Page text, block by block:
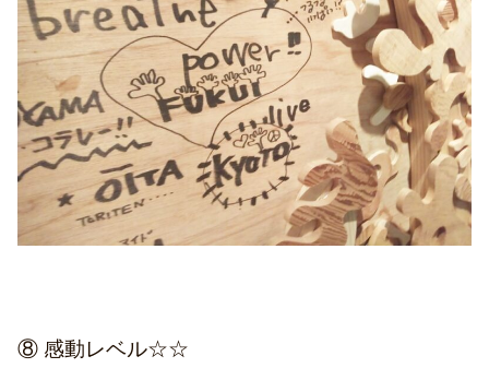
⑧ 感動レベル☆☆